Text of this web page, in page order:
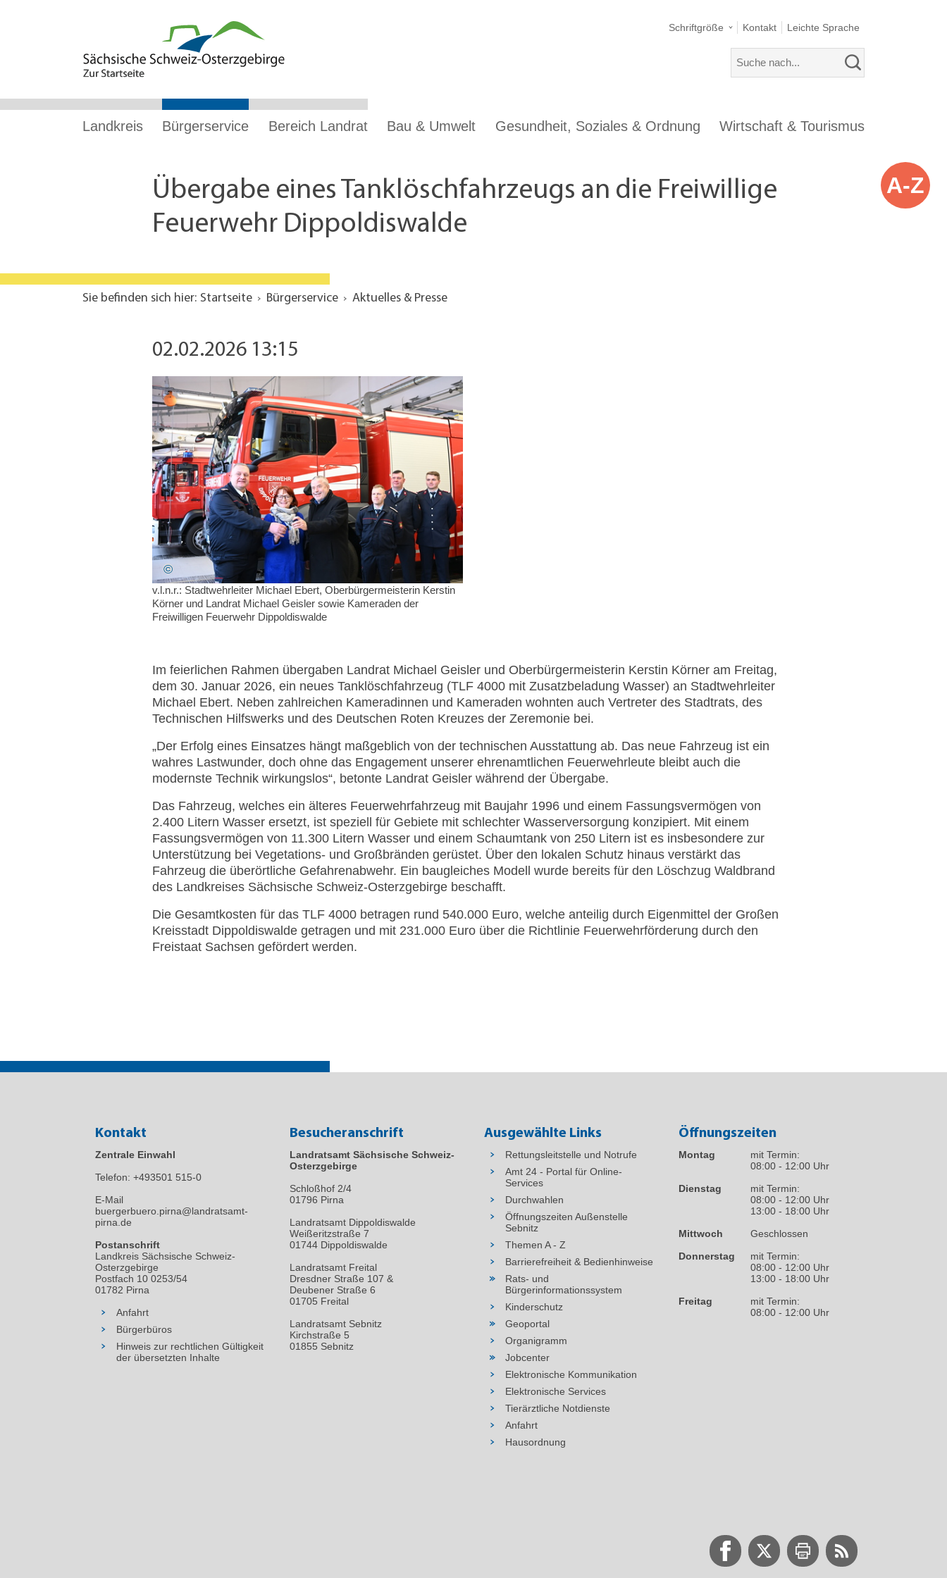
Schriftgröße Kontakt Leichte Sprache
Landkreis Bürgerservice Bereich Landrat Bau & Umwelt Gesundheit, Soziales & Ordnung Wirtschaft & Tourismus
Übergabe eines Tanklöschfahrzeugs an die Freiwillige
Feuerwehr Dippoldiswalde
Sie befinden sich hier: Startseite Bürgerservice Aktuelles & Presse
A-Z
02.02.2026 13:15
v.l.n.r.: Stadtwehrleiter Michael Ebert, Oberbürgermeisterin Kerstin
Körner und Landrat Michael Geisler sowie Kameraden der
Freiwilligen Feuerwehr Dippoldiswalde
Im feierlichen Rahmen übergaben Landrat Michael Geisler und Oberbürgermeisterin Kerstin Körner am Freitag,
dem 30. Januar 2026, ein neues Tanklöschfahrzeug (TLF 4000 mit Zusatzbeladung Wasser) an Stadtwehrleiter
Michael Ebert. Neben zahlreichen Kameradinnen und Kameraden wohnten auch Vertreter des Stadtrats, des
Technischen Hilfswerks und des Deutschen Roten Kreuzes der Zeremonie bei.
„Der Erfolg eines Einsatzes hängt maßgeblich von der technischen Ausstattung ab. Das neue Fahrzeug ist ein
wahres Lastwunder, doch ohne das Engagement unserer ehrenamtlichen Feuerwehrleute bleibt auch die
modernste Technik wirkungslos“, betonte Landrat Geisler während der Übergabe.
Das Fahrzeug, welches ein älteres Feuerwehrfahrzeug mit Baujahr 1996 und einem Fassungsvermögen von
2.400 Litern Wasser ersetzt, ist speziell für Gebiete mit schlechter Wasserversorgung konzipiert. Mit einem
Fassungsvermögen von 11.300 Litern Wasser und einem Schaumtank von 250 Litern ist es insbesondere zur
Unterstützung bei Vegetations- und Großbränden gerüstet. Über den lokalen Schutz hinaus verstärkt das
Fahrzeug die überörtliche Gefahrenabwehr. Ein baugleiches Modell wurde bereits für den Löschzug Waldbrand
des Landkreises Sächsische Schweiz-Osterzgebirge beschafft.
Die Gesamtkosten für das TLF 4000 betragen rund 540.000 Euro, welche anteilig durch Eigenmittel der Großen
Kreisstadt Dippoldiswalde getragen und mit 231.000 Euro über die Richtlinie Feuerwehrförderung durch den
Freistaat Sachsen gefördert werden.
Kontakt
Zentrale Einwahl
Telefon: +493501 515-0
E-Mail
buergerbuero.pirna@landratsamt-
pirna.de
Postanschrift
Landkreis Sächsische Schweiz-
Osterzgebirge
Postfach 10 0253/54
01782 Pirna
Anfahrt
Bürgerbüros
Hinweis zur rechtlichen Gültigkeit
der übersetzten Inhalte
Besucheranschrift
Landratsamt Sächsische Schweiz-
Osterzgebirge
Schloßhof 2/4
01796 Pirna
Landratsamt Dippoldiswalde
Weißeritzstraße 7
01744 Dippoldiswalde
Landratsamt Freital
Dresdner Straße 107 &
Deubener Straße 6
01705 Freital
Landratsamt Sebnitz
Kirchstraße 5
01855 Sebnitz
Ausgewählte Links
Rettungsleitstelle und Notrufe
Amt 24 - Portal für Online-
Services
Durchwahlen
Öffnungszeiten Außenstelle
Sebnitz
Themen A - Z
Barrierefreiheit & Bedienhinweise
Rats- und
Bürgerinformationssystem
Kinderschutz
Geoportal
Organigramm
Jobcenter
Elektronische Kommunikation
Elektronische Services
Tierärztliche Notdienste
Anfahrt
Hausordnung
Öffnungszeiten
Montag
mit Termin:
08:00 - 12:00 Uhr
Dienstag
mit Termin:
08:00 - 12:00 Uhr
13:00 - 18:00 Uhr
Mittwoch
Geschlossen
Donnerstag
mit Termin:
08:00 - 12:00 Uhr
13:00 - 18:00 Uhr
Freitag
mit Termin:
08:00 - 12:00 Uhr